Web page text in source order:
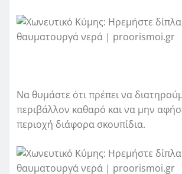
Να θυμάστε ότι πρέπει να
περιβάλλον καθαρό και να μην
περιοχή διάφορα σκουπίδια.